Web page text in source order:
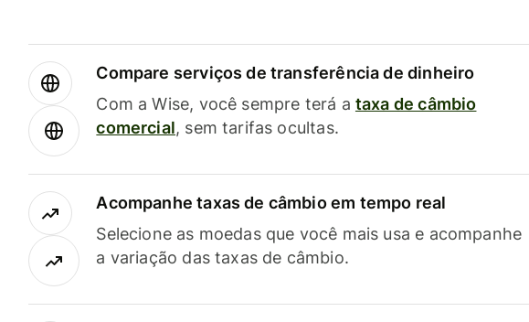
Compare serviços de transferência de dinheiro
Com a Wise, você sempre terá a taxa de câmbio
comercial, sem tarifas ocultas.
Acompanhe taxas de câmbio em tempo real
Selecione as moedas que você mais usa e acompanhe
a variação das taxas de câmbio.